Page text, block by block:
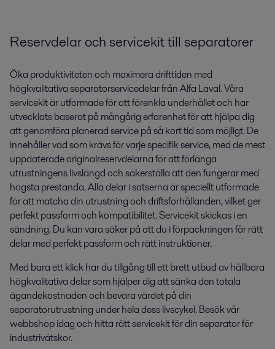
Reservdelar och servicekit till separatorer
Öka produktiviteten och maximera drifttiden med
högkvalitativa separatorservicedelar från Alfa Laval. Våra
servicekit är utformade för att förenkla underhållet och har
utvecklats baserat på mångårig erfarenhet för att hjälpa dig
att genomföra planerad service på så kort tid som möjligt. De
innehåller vad som krävs för varje specifik service, med de mest
uppdaterade originalreservdelarna för att förlänga
utrustningens livslängd och säkerställa att den fungerar med
högsta prestanda. Alla delar i satserna är speciellt utformade
för att matcha din utrustning och driftsförhållanden, vilket ger
perfekt passform och kompatibilitet. Servicekit skickas i en
sändning. Du kan vara säker på att du i förpackningen får rätt
delar med perfekt passform och rätt instruktioner.
Med bara ett klick har du tillgång till ett brett utbud av hållbara
högkvalitativa delar som hjälper dig att sänka den totala
ägandekostnaden och bevara värdet på din
separatorutrustning under hela dess livscykel. Besök vår
webbshop idag och hitta rätt servicekit för din separator för
industrivätskor.